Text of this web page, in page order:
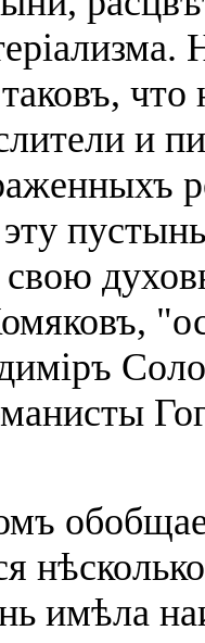
что
и
свою
имѣла